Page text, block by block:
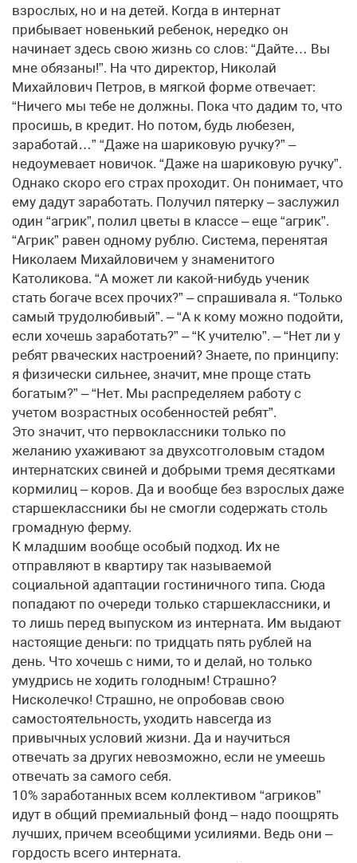
взрослых, но и на детей. Когда в интернат
прибывает новенький ребенок, нередко он
начинает здесь свою жизнь со слов: “Дайте… Вы
мне обязаны!”. На что директор, Николай
Михайлович Петров, в мягкой форме отвечает:
“Ничего мы тебе не должны. Пока что дадим то, что
просишь, в кредит. Но потом, будь любезен,
заработай…” “Даже на шариковую ручку?” –
недоумевает новичок. “Даже на шариковую ручку”.
Однако скоро его страх проходит. Он понимает, что
ему дадут заработать. Получил пятерку – заслужил
один “агрик”, полил цветы в классе – еще “агрик”.
“Агрик” равен одному рублю. Система, перенятая
Николаем Михайловичем у знаменитого
Католикова. “А может ли какой-нибудь ученик
стать богаче всех прочих?” – спрашивала я. “Только
самый трудолюбивый”. – “А к кому можно подойти,
если хочешь заработать?” – “К учителю”. – “Нет ли у
ребят рваческих настроений? Знаете, по принципу:
я физически сильнее, значит, мне проще стать
богатым?” – “Нет. Мы распределяем работу с
учетом возрастных особенностей ребят”.
Это значит, что первоклассники только по
желанию ухаживают за двухсотголовым стадом
интернатских свиней и добрыми тремя десятками
кормилиц – коров. Да и вообще без взрослых даже
старшеклассники бы не смогли содержать столь
громадную ферму.
К младшим вообще особый подход. Их не
отправляют в квартиру так называемой
социальной адаптации гостиничного типа. Сюда
попадают по очереди только старшеклассники, и
то лишь перед выпуском из интерната. Им выдают
настоящие деньги: по тридцать пять рублей на
день. Что хочешь с ними, то и делай, но только
умудрись не ходить голодным! Страшно?
Нисколечко! Страшно, не опробовав свою
самостоятельность, уходить навсегда из
привычных условий жизни. Да и научиться
отвечать за других невозможно, если не умеешь
отвечать за самого себя.
10% заработанных всем коллективом “агриков”
идут в общий премиальный фонд – надо поощрять
лучших, причем всеобщими усилиями. Ведь они –
гордость всего интерната.